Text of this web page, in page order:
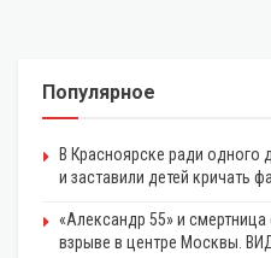
Популярное
В Красноярске ради одного
и заставили детей кричать
«Александр 55» и
взрыве в центре Москвы.